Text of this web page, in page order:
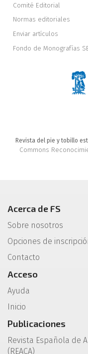
Comité Editorial
Normas editoriales
Enviar artículos
Fondo de Monografías
Revista del pie y tobillo
Commons
Acerca de FS
Sobre nosotros
Opciones de
Contacto
Acceso
Ayuda
Inicio
Publicaciones
Revista Española de
(REACA)